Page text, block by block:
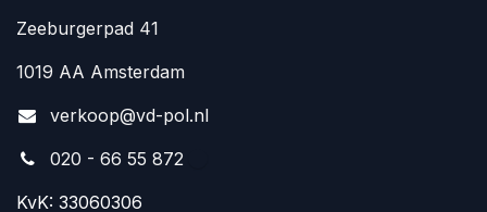
Zeeburgerpad 41
1019 AA Amsterdam
verkoop@vd-pol.nl
020 - 66 55 872
KvK: 33060306